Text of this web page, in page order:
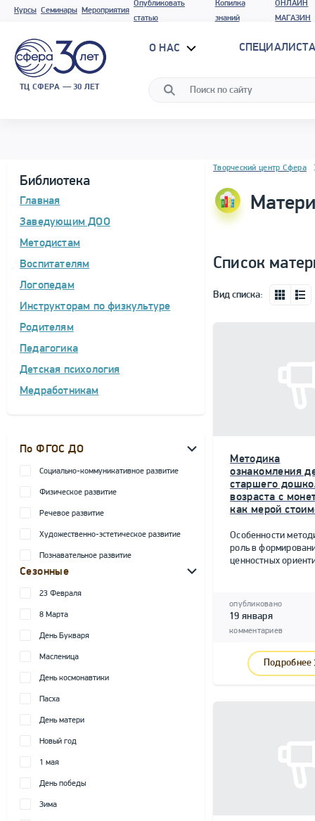
Курсы Семинары Мероприятия
Опубликовать
статью
Копилка
знаний
ОНЛАЙН
МАГАЗИН
ТЦ СФЕРА — 30 ЛЕТ
О НАС
Библиотека
Главная
Заведующим ДОО
Методистам
Воспитателям
Логопедам
Инструкторам по физкультуре
Родителям
Педагогика
Детская психология
Медработникам
По ФГОС ДО
Социально-коммуникативное развитие
Физическое развитие
Речевое развитие
Художественно-эстетическое развитие
Познавательное развитие
Сезонные
23 Февраля
8 Марта
День Букваря
Масленица
День космонавтики
Пасха
День матери
Новый год
1 мая
День победы
Зима
Блок новостей
Творческий центр Сфера
Список
Вид списка:
Методика
ознакомления
старшего
возраста с
как мерой
Особенности
роль в
ценностных
опубликовано
19 января
комментариев
Подробнее